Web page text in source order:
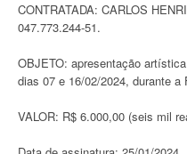
CONTRATADA: CARLOS
047.773.244-51.
OBJETO: apresentação
dias 07 e 16/02/2024, durante a
VALOR: R$ 6.000,00 (seis mil